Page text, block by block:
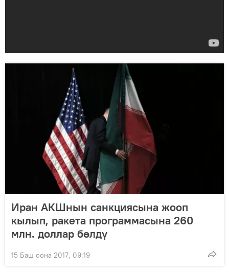
Иран АКШнын санкциясына жооп
кылып, ракета программасына 260
млн. доллар бөлдү
15 Баш оона 2017, 09:19